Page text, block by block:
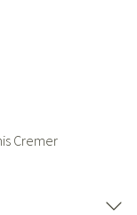
Cremer